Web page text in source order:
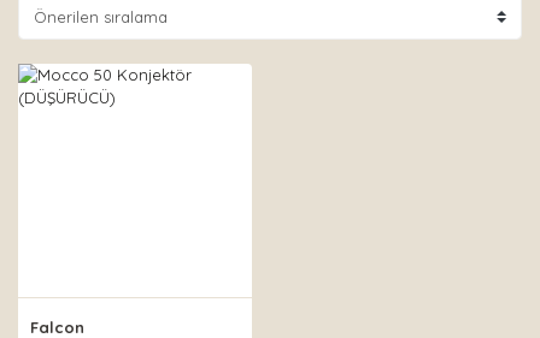
Falcon